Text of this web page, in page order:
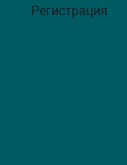
Регистрация